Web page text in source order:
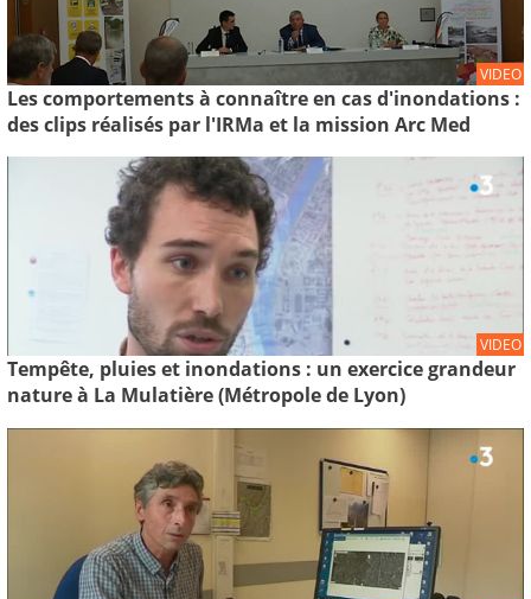
VIDEO
Les comportements à connaître en cas d'inondations :
des clips réalisés par l'IRMa et la mission Arc Med
VIDEO
Tempête, pluies et inondations : un exercice grandeur
nature à La Mulatière (Métropole de Lyon)